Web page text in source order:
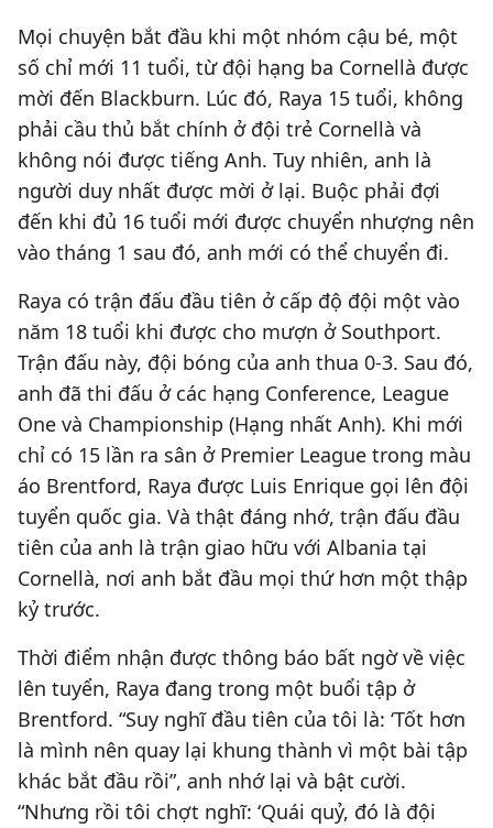
Mọi chuyện bắt đầu khi một nhóm cậu bé, một
số chỉ mới 11 tuổi, từ đội hạng ba Cornellà được
mời đến Blackburn. Lúc đó, Raya 15 tuổi, không
phải cầu thủ bắt chính ở đội trẻ Cornellà và
không nói được tiếng Anh. Tuy nhiên, anh là
người duy nhất được mời ở lại. Buộc phải đợi
đến khi đủ 16 tuổi mới được chuyển nhượng nên
vào tháng 1 sau đó, anh mới có thể chuyển đi.
Raya có trận đấu đầu tiên ở cấp độ đội một vào
năm 18 tuổi khi được cho mượn ở Southport.
Trận đấu này, đội bóng của anh thua 0-3. Sau đó,
anh đã thi đấu ở các hạng Conference, League
One và Championship (Hạng nhất Anh). Khi mới
chỉ có 15 lần ra sân ở Premier League trong màu
áo Brentford, Raya được Luis Enrique gọi lên đội
tuyển quốc gia. Và thật đáng nhớ, trận đấu đầu
tiên của anh là trận giao hữu với Albania tại
Cornellà, nơi anh bắt đầu mọi thứ hơn một thập
kỷ trước.
Thời điểm nhận được thông báo bất ngờ về việc
lên tuyển, Raya đang trong một buổi tập ở
Brentford. “Suy nghĩ đầu tiên của tôi là: ‘Tốt hơn
là mình nên quay lại khung thành vì một bài tập
khác bắt đầu rồi”, anh nhớ lại và bật cười.
“Nhưng rồi tôi chợt nghĩ: ‘Quái quỷ, đó là đội